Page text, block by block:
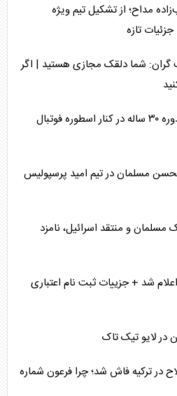
مداح؛ از تشکیل تیم ویژه
تازه
گران: شما دلقک مجازی هستید | اگر
درگذشت مسی؛ پایان یک دوره ۳۰ ساله در کنار اسطوره فوتبال
مسلمان در تیم امید پرسپولیس
و منتقد اسرائیل، نامزد
شد + جزییات ثبت نام اعتباری
در لایو تیک تاک
در ترکیه فاش شد؛ چرا فرعون شماره